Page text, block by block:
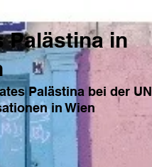
Palästina in
Palästina bei der UN
in Wien